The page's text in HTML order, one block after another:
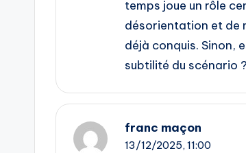
temps joue un rôle
désorientation et de
déjà conquis. Sinon,
subtilité du scénario
franc maçon
13/12/2025, 11:00